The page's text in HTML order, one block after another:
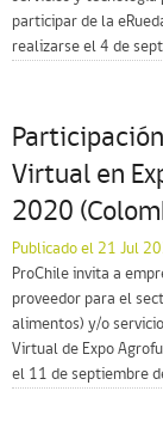
participar de la
realizarse el 4 de
Virtual en
2020
Publicado el 21 Jul
ProChile invita a
proveedor para el
alimentos) y/o
Virtual de Expo
el 11 de septiembre